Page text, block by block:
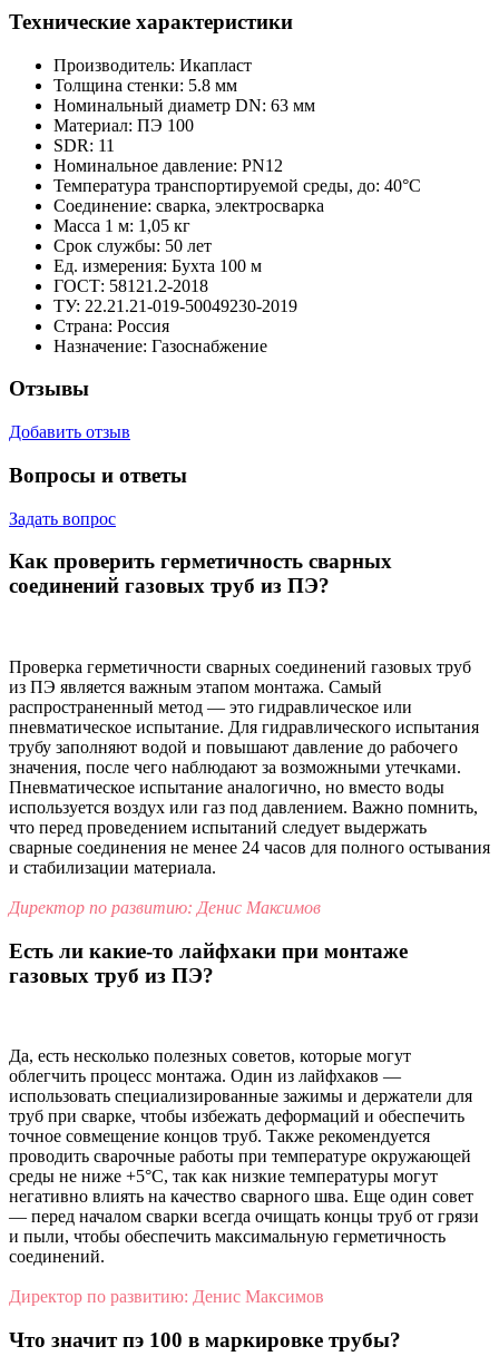
Технические характеристики
Производитель: Икапласт
Толщина стенки: 5.8 мм
Номинальный диаметр DN: 63 мм
Материал: ПЭ 100
SDR: 11
Номинальное давление: PN12
Температура транспортируемой среды, до: 40°С
Соединение: сварка, электросварка
Масса 1 м: 1,05 кг
Срок службы: 50 лет
Ед. измерения: Бухта 100 м
ГОСТ: 58121.2-2018
ТУ: 22.21.21-019-50049230-2019
Страна: Россия
Назначение: Газоснабжение
Отзывы
Добавить отзыв
Вопросы и ответы
Задать вопрос
Как проверить герметичность сварных
соединений газовых труб из ПЭ?
Проверка герметичности сварных соединений газовых труб
из ПЭ является важным этапом монтажа. Самый
распространенный метод — это гидравлическое или
пневматическое испытание. Для гидравлического испытания
трубу заполняют водой и повышают давление до рабочего
значения, после чего наблюдают за возможными утечками.
Пневматическое испытание аналогично, но вместо воды
используется воздух или газ под давлением. Важно помнить,
что перед проведением испытаний следует выдержать
сварные соединения не менее 24 часов для полного остывания
и стабилизации материала.
Директор по развитию: Денис Максимов
Есть ли какие-то лайфхаки при монтаже
газовых труб из ПЭ?
Да, есть несколько полезных советов, которые могут
облегчить процесс монтажа. Один из лайфхаков —
использовать специализированные зажимы и держатели для
труб при сварке, чтобы избежать деформаций и обеспечить
точное совмещение концов труб. Также рекомендуется
проводить сварочные работы при температуре окружающей
среды не ниже +5°C, так как низкие температуры могут
негативно влиять на качество сварного шва. Еще один совет
— перед началом сварки всегда очищать концы труб от грязи
и пыли, чтобы обеспечить максимальную герметичность
соединений.
Директор по развитию: Денис Максимов
Что значит пэ 100 в маркировке трубы?